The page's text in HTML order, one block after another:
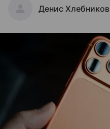
Денис Хлебников